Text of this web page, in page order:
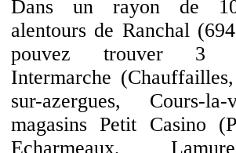
Dans un rayon de
alentours de Ranchal
pouvez trouver 3
Intermarche
sur-azergues, Cours-
magasins Petit Casino
Echarmeaux,